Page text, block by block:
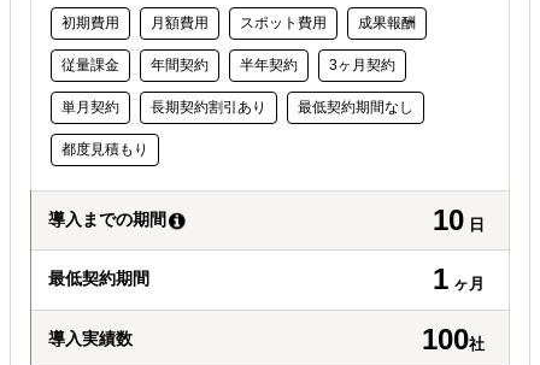
初期費用 月額費用 スポット費用 成果報酬
従量課金 年間契約 半年契約 3ヶ月契約
単月契約 長期契約割引あり 最低契約期間なし
都度見積もり
導入までの期間 10 日
最低契約期間 1 ヶ月
導入実績数 100社